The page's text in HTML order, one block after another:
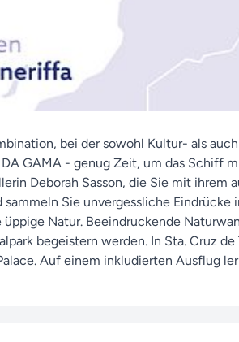
bei der sowohl Kultur- als
GAMA - genug Zeit, um das Schiff
Deborah Sasson, die Sie mit
Sie unvergessliche
Natur. Beeindruckende
begeistern werden. In Sta. Cruz
Auf einem inkludierten Ausflug
Sie mit einer Vielzahl an tollen